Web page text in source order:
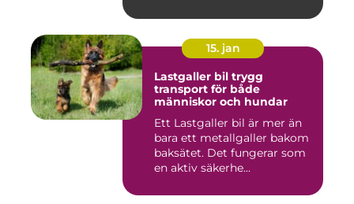
15. jan
Lastgaller bil trygg
transport för både
människor och hundar
Ett Lastgaller bil är mer än
bara ett metallgaller bakom
baksätet. Det fungerar som
en aktiv säkerhe...